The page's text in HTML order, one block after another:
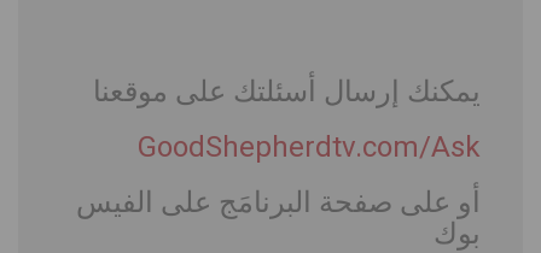
يمكنك إرسال أسئلتك على موقعنا
GoodShepherdtv.com/Ask
أو على صفحة البرنامَج على الفيس
بوك